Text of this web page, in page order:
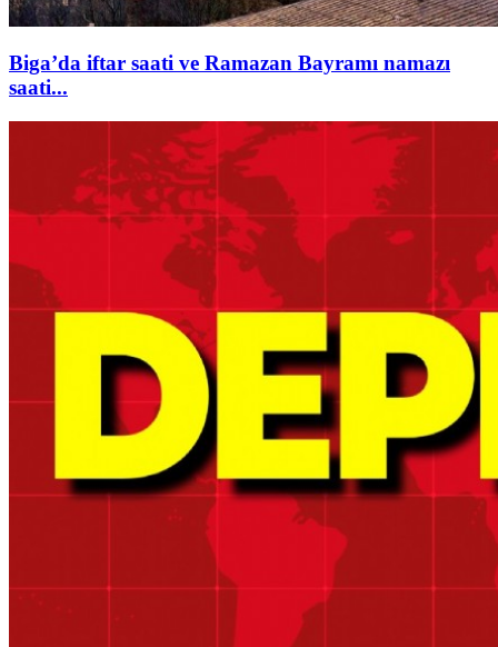
Biga’da iftar saati ve Ramazan Bayramı namazı
saati...